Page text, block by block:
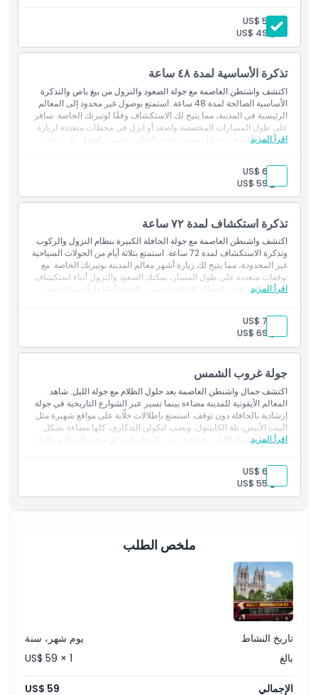
سياسة الأطفال والبالغين
ساعات العمل
ما يجب معرفته
الموقع
سياسة الإلغاء
بالغ:
US$ 59
طفل: US$ 49
تذكرة الأساسية لمدة ٤٨ ساعة
اكتشف واشنطن العاصمة مع جولة الصعود والنزول من بيغ باص والتذكرة
الأساسية الصالحة لمدة 48 ساعة. استمتع بوصول غير محدود إلى المعالم
الرئيسية في المدينة، مما يتيح لك الاستكشاف وفقًا لوتيرتك الخاصة. سافر
على طول المسارات المخصصة واصعد أو انزل في محطات متعددة لزيارة
المعالم الأيقونية. مع دليل صوتي متعدد اللغات متضمن، احصل على رؤى
التاريخية.
اقرأ المزيد
بالغ:
US$ 69
طفل:US$ 59
تذكرة استكشاف لمدة ٧٢ ساعة
اكتشف واشنطن العاصمة مع جولة الحافلة الكبيرة بنظام النزول والركوب
وتذكرة الاستكشاف لمدة 72 ساعة. استمتع بثلاثة أيام من الجولات السياحية
غير المحدودة، مما يتيح لك زيارة أشهر معالم المدينة بوتيرتك الخاصة. مع
توقفات متعددة على طول المسار، يمكنك الصعود والنزول أثناء استكشاف
المواقع التاريخية والمعالم الثقافية. تتضمن الجولة أيضًا دليلًا صوتيًا متعدد
اقرأ المزيد
بالغ:
US$ 79
طفل:US$ 69
جولة غروب الشمس
اكتشف جمال واشنطن العاصمة بعد حلول الظلام مع جولة الليل. شاهد
المعالم الأيقونية للمدينة مضاءة بينما تسير عبر الشوارع التاريخية في جولة
إرشادية بالحافلة دون توقف. استمتع بإطلالات خلّابة على مواقع شهيرة مثل
البيت الأبيض، تلة الكابيتول، ونصب لنكولن التذكاري، كلها مضاءة بشكل
جميل في سماء الليل. مع تعليق غني بالمعلومات، تقدم هذه الجولة منظورًا
اقرأ المزيد
المتضمنات
مرشد يتحدث الإنجليزية
دليل صوتي رقمي (تحميل عبر الهاتف)
بالغ:
US$ 65
طفل:US$ 55
ملخص الطلب
تاريخ النشاط
يوم شهر، سنة
بالغ
US$ 59 × 1
الإجمالي US$ 59